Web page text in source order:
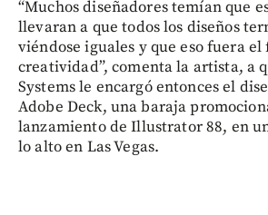
“Muchos diseñadores temían que
llevaran a que todos los diseños
viéndose iguales y que eso fuera
creatividad”, comenta la artista, a
Systems le encargó entonces el
Adobe Deck, una baraja
lanzamiento de Illustrator 88, en
lo alto en Las Vegas.